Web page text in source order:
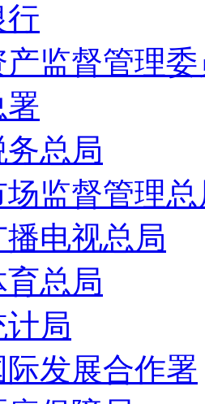
行
产监督管理
署
务总局
场监督管理
播电视总局
育总局
计局
际发展合作署